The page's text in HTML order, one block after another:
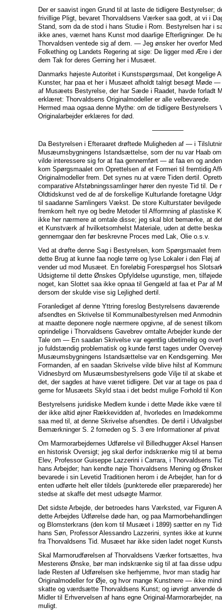
Der er saavist ingen Grund til at laste de tidligere Bestyrelser;
frivillige Pligt, bevaret Thorvaldsens Værker saa godt, at vi i
Stand, som da de stod i hans Studie i Rom. Bestyrelsen har i
ikke anes, værnet hans Kunst mod daarlige Efterligninger. De
Thorvaldsen ventede sig af dem. — Jeg ønsker her overfor
Folkething og Landets Regering at sige: De ligger med Ære i
dem Tak for deres Gerning her i Musæet.
Danmarks højeste Autoritet i Kunstspørgsmaal, Det kongelige
Kunster, har paa et her i Musæet afholdt talrigt besøgt Møde —
af Musæets Bestyrelse, der har Sæde i Raadet, havde forladt
erklæret: Thorvaldsens Originalmodeller er alle velbevarede.
Hermed maa ogsaa denne Mythe: om de tidligere Bestyrelsers
Originalarbejder erklæres for død.
–––––––––
Da Bestyrelsen i Efteraaret drøftede Muligheden af — i
Musæumsbygningens Istandsættelse, som der nu var Haab
vilde interessere sig for at faa gennemført — at faa en og
kom Spørgsmaalet om Oprettelsen af et Formeri til fremtidig
Originalmodeller frem. Det synes nu at være Tiden dertil.
comparative Afstøbningssamlinger hører den nyeste Tid til. De
Oldtidskunst ved de af de forskellige Kulturlande foretagne
til saadanne Samlingers Vækst. De store Kulturstater
fremkom helt nye og bedre Metoder til Afformning af plastiske
ikke her nærmere at omtale disse; jeg skal blot bemærke, at
et Kunstværk af hvilketsomhelst Materiale, uden at dette
gennemgaar den før beskrevne Proces med Lak, Olie o.s.v.
Ved at drøfte denne Sag i Bestyrelsen, kom Spørgsmaalet
dette Brug at kunne faa nogle tørre og lyse Lokaler i den Fløj
vender ud mod Musæet. En foreløbig Forespørgsel hos
Udsigterne til dette Ønskes Opfyldelse ugunstige, men,
noget, kan Slottet saa ikke opnaa til Gengæld at faa et Par af
dersom der skulde vise sig Lejlighed dertil.
Foranlediget af denne Yttring foreslog Bestyrelsens daværende
afsendtes en Skrivelse til Kommunalbestyrelsen med
at maatte deponere nogle nærmere opgivne, af de senest
oprindelige i Thorvaldsens Gavebrev omtalte Arbejder kunde
Tale om — En saadan Skrivelse var egentlig ubetimelig og
jo fuldstændig problematisk og kunde først tages under
Musæumsbygningens Istandsættelse var en Kendsgerning.
Formanden, af en saadan Skrivelse vilde blive hilst af
Vidnesbyrd om Musæumsbestyrelsens gode Vilje til at skabe
det, der sagdes at have været tidligere. Det var at tage os paa
gerne for Musæets Skyld staa i det bedst mulige Forhold til
Bestyrelsens juridiske Medlem kunde i dette Møde ikke være
der ikke altid øjner Rækkevidden af, hvorledes en
saa med til, at denne Skrivelse afsendtes. De dertil i
Bemærkninger S. 2 forneden og S. 3 ere Informationer af privat
Om Marmorarbejdernes Udførelse vil Billedhugger Aksel
en historisk Oversigt; jeg skal derfor indskrænke mig til at
Elev, Professor Guiseppe Lazzerini i Carrara, i Thorvaldsens
hans Arbejder; han kendte nøje Thorvaldsens Mening og
bevarede i sin Levetid Traditionen herom i de Arbejder, han for
enten udførte helt eller tildels (punkterede eller præparerede)
stedse at skaffe det mest udsøgte Marmor.
Det sidste Arbejde, der betroedes hans Værksted, var Figuren
dette Arbejdes Udførelse døde han, og paa
og Blomsterkrans (den kom til Musæet i 1899) sætter en ny
hans Søn, Professor Alessandro Lazzerini, syntes ikke at
fra Thorvaldsens Tid. Musæet har ikke siden ladet noget
Skal Marmorudførelsen af Thorvaldsens Værker fortsættes,
Mesterens Ønske, bør man indskrænke sig til at faa disse
lade Resten af Udførelsen ske herhjemme, hvor man stadig
Originalmodeller for Øje, og hvor mange Kunstnere — ikke
skatte og værdsætte Thorvaldsens Kunst; og iøvrigt anvende
Midler til Erhvervelsen af hans egne Original-Marmorarbejder,
muligt.